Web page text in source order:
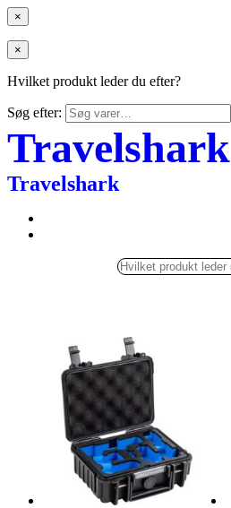
×
×
Hvilket produkt leder du efter?
Søg efter:
Travelshark
Travelshark